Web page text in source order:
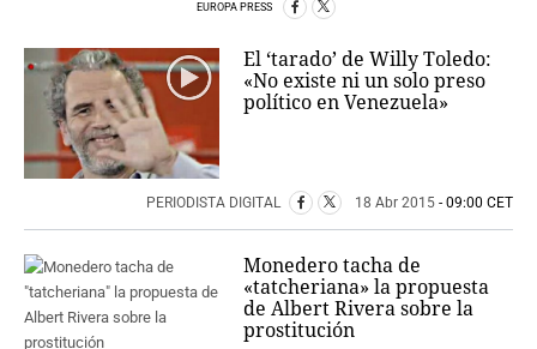
EUROPA PRESS
El ‘tarado’ de Willy Toledo:
«No existe ni un solo preso
político en Venezuela»
PERIODISTA DIGITAL 18 Abr 2015 - 09:00 CET
Monedero tacha de
«tatcheriana» la propuesta
de Albert Rivera sobre la
prostitución